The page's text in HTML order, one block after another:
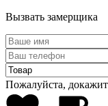
Вызвать замерщика
Пожалуйста,